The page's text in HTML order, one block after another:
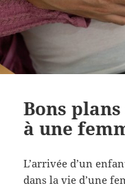
Bons
à une
L’arrivée d’un
dans la vie d’une